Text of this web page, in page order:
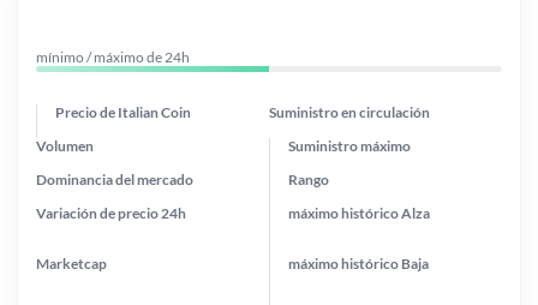
mínimo / máximo de 24h
Precio de Italian Coin Suministro en circulación
Variación de precio 24h
Suministro máximo
Dominancia del mercado
Marketcap
Volumen
Rango
máximo históricoAlza
máximo histórico Baja